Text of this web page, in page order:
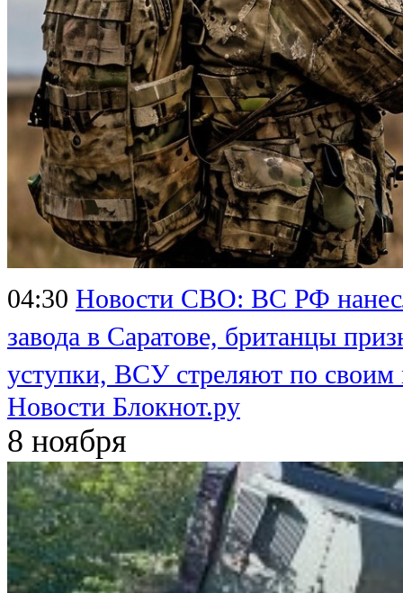
04:30 Новости СВО: ВС РФ
завода в Саратове, британцы
уступки, ВСУ стреляют по
Новости Блокнот.ру
8 ноября